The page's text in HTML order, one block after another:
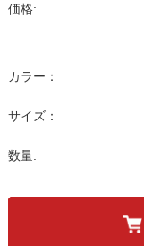
価格:
カラー：
サイズ：
数量: